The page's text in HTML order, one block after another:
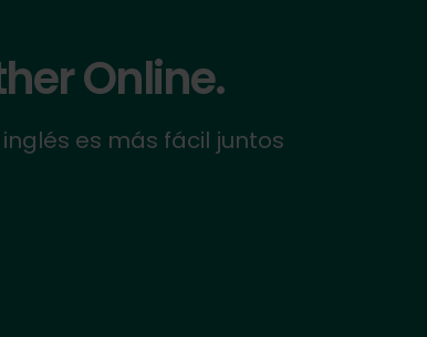
Online.
es más fácil juntos